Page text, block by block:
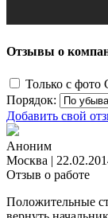
Отзывы о
Только с фото
Порядок:
Добавить свой
Аноним
Москва |
Отзыв о работе
Положительные